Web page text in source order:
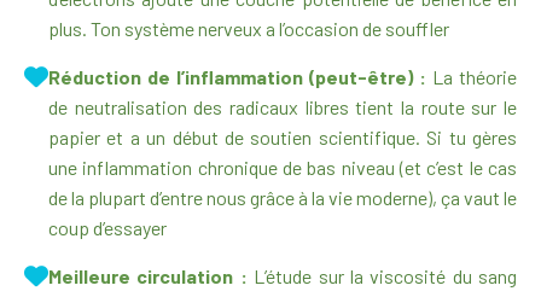
plus. Ton système nerveux a l’occasion de souffler
Réduction de l’inflammation (peut-être) : La théorie
de neutralisation des radicaux libres tient la route sur le
papier et a un début de soutien scientifique. Si tu gères
une inflammation chronique de bas niveau (et c’est le cas
de la plupart d’entre nous grâce à la vie moderne), ça vaut le
coup d’essayer
Meilleure circulation : L’étude sur la viscosité du sang